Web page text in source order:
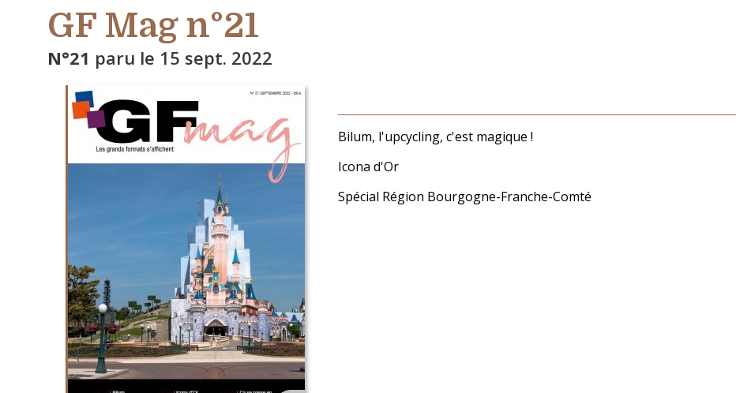
GF Mag n°21
N°21 paru le 15 sept. 2022
Bilum, l'upcycling, c'est magique !
Icona d'Or
Spécial Région Bourgogne-Franche-Comté